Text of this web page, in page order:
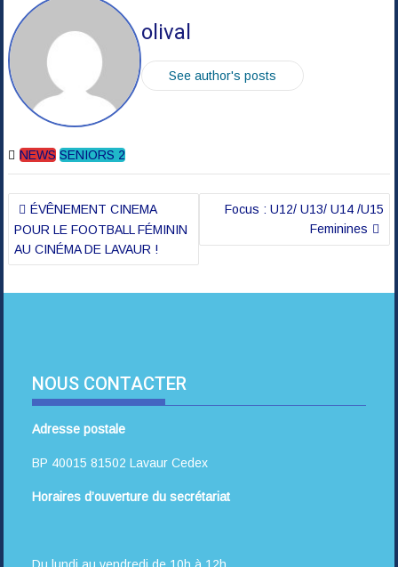
olival
See author's posts
NEWS SENIORS 2
Navigation
de
l’article
ÉVÊNEMENT CINEMA
POUR LE FOOTBALL FÉMININ
AU CINÉMA DE LAVAUR !
Focus : U12/ U13/ U14 /U15
Feminines
NOUS CONTACTER
Adresse postale
BP 40015 81502 Lavaur Cedex
Horaires d’ouverture du secrétariat
Du lundi au vendredi de 10h à 12h